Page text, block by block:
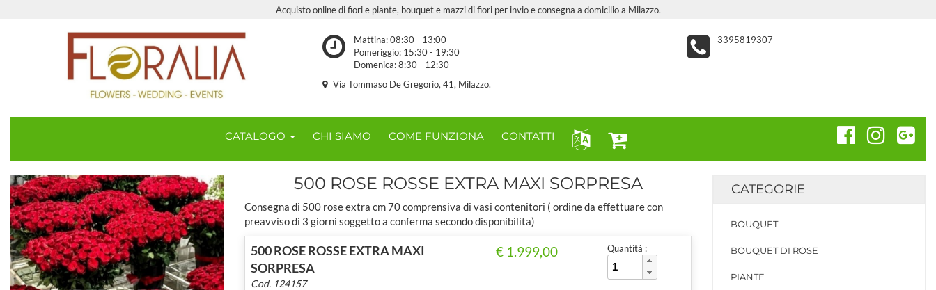
Acquisto online di fiori e piante, bouquet e mazzi di fiori per invio e consegna a domicilio a Milazzo.
Mattina: 08:30 - 13:00
Pomeriggio: 15:30 - 19:30
Domenica: 8:30 - 12:30
3395819307
Via Tommaso De Gregorio, 41, Milazzo.
CATALOGO CHI SIAMO COME FUNZIONA CONTATTI
500 ROSE ROSSE EXTRA MAXI SORPRESA
Consegna di 500 rose extra cm 70 comprensiva di vasi contenitori ( ordine da effettuare con
preavviso di 3 giorni soggetto a conferma secondo disponibilita)
500 ROSE ROSSE EXTRA MAXI
SORPRESA
Cod. 124157
€ 1.999,00 Quantità :
CATEGORIE
BOUQUET
BOUQUET DI ROSE
PIANTE